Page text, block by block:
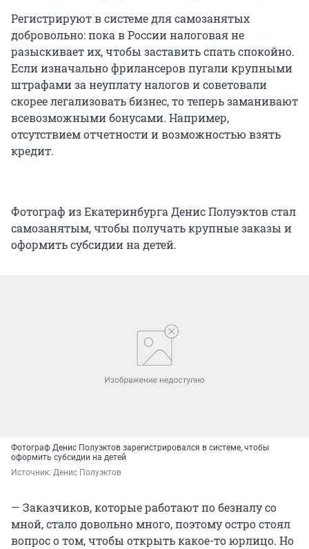
Регистрируют в системе для самозанятых
добровольно: пока в России налоговая не
разыскивает их, чтобы заставить спать спокойно.
Если изначально фрилансеров пугали крупными
штрафами за неуплату налогов и советовали
скорее легализовать бизнес, то теперь заманивают
всевозможными бонусами. Например,
отсутствием отчетности и возможностью взять
кредит.
Фотограф из Екатеринбурга Денис Полуэктов стал
самозанятым, чтобы получать крупные заказы и
оформить субсидии на детей.
Фотограф Денис Полуэктов зарегистрировался в системе, чтобы
оформить субсидии на детей
Источник: Денис Полуэктов
— Заказчиков, которые работают по безналу со
мной, стало довольно много, поэтому остро стоял
вопрос о том, чтобы открыть какое-то юрлицо. Но